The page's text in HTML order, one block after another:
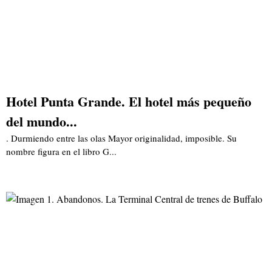
Hotel Punta Grande. El hotel más pequeño
del mundo...
. Durmiendo entre las olas Mayor originalidad, imposible. Su
nombre figura en el libro G...